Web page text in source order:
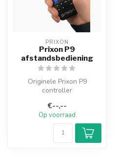
PRIXON
Prixon P9
afstandsbediening
Originele Prixon P9
controller
AAA batterijen
€--,--
Op voorraad